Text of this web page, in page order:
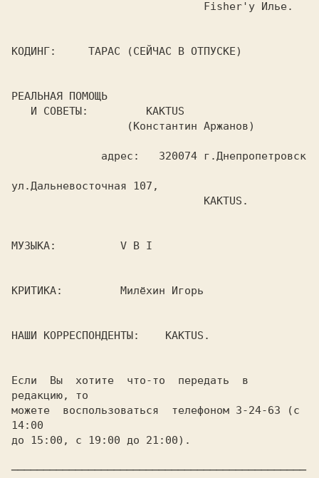
КОДИНГ:     ТАРАС (СЕЙЧАС В ОТПУСКЕ)
РЕАЛЬНАЯ ПОМОЩЬ
ул.Дальневосточная 107,
МУЗЫКА:          V B I
КРИТИКА:         Милёхин Игорь
НАШИ КОРРЕСПОНДЕНТЫ:    KAKTUS.
Если  Вы  хотите  что-то  передать  в
редакцию, то
можете  воспользоваться  телефоном 3-24-63 (с
14:00
до 15:00, с 19:00 до 21:00).
──────────────────────────────────────────────